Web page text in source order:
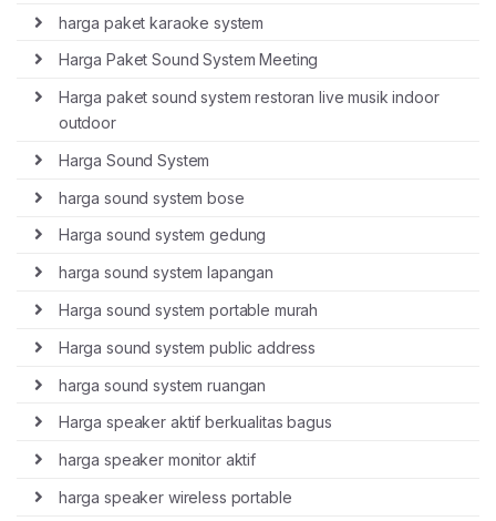
harga paket karaoke system
Harga Paket Sound System Meeting
Harga paket sound system restoran live musik indoor
outdoor
Harga Sound System
harga sound system bose
Harga sound system gedung
harga sound system lapangan
Harga sound system portable murah
Harga sound system public address
harga sound system ruangan
Harga speaker aktif berkualitas bagus
harga speaker monitor aktif
harga speaker wireless portable